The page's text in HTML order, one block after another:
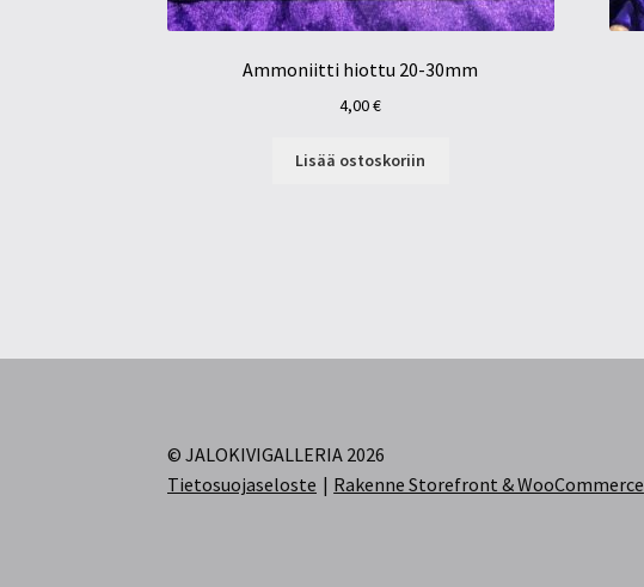
Ammoniitti hiottu 20-30mm
4,00€
Lisää ostoskoriin
© JALOKIVIGALLERIA 2026
Tietosuojaseloste
Rakenne Storefront & WooCommerce